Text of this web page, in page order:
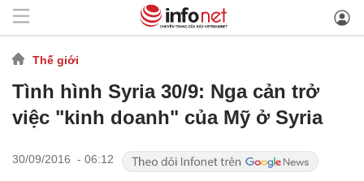
Thế giới
Tình hình Syria 30/9: Nga cản trở
việc "kinh doanh" của Mỹ ở Syria
30/09/2016 - 06:12